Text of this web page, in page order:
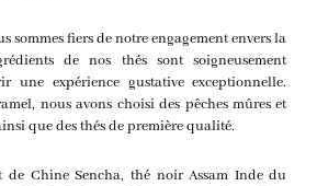
sommes fiers de notre engagement envers la
de nos thés sont soigneusement
une expérience gustative exceptionnelle.
nous avons choisi des pêches mûres et
que des thés de première qualité.
de Chine Sencha, thé noir Assam Inde du